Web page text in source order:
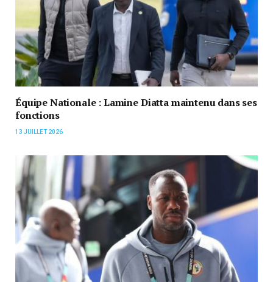
Équipe Nationale : Lamine Diatta maintenu dans ses
fonctions
13 JUILLET 2026